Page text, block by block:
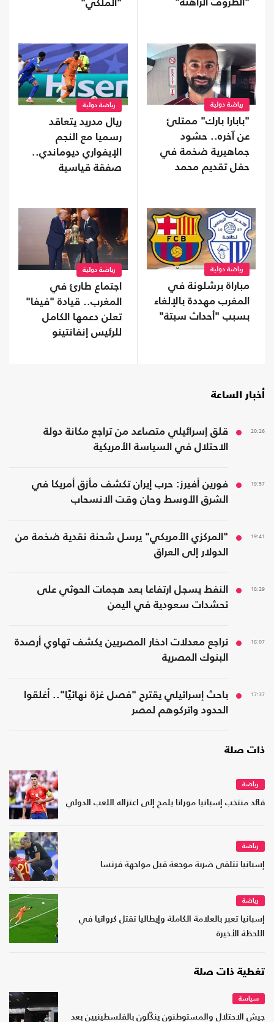
"الظروف الراهنة" "الملكي"
رياضة دولية
"بابارا بارك" ممتلئ
عن آخره.. حشود
جماهيرية ضخمة في
حفل تقديم محمد
رياضة دولية
ريال مدريد يتعاقد
رسميا مع النجم
الإيفواري ديوماندي..
صفقة قياسية
رياضة دولية
مباراة برشلونة في
المغرب مهددة بالإلغاء
بسبب "أحداث سبتة"
رياضة دولية
اجتماع طارئ في
المغرب.. قيادة "فيفا"
تعلن دعمها الكامل
للرئيس إنفانتينو
أخبار الساعة
20:26
قلق إسرائيلي متصاعد من تراجع مكانة دولة
الاحتلال في السياسة الأمريكية
19:57
فورين أفيرز: حرب إيران تكشف مأزق أمريكا في
الشرق الأوسط وحان وقت الانسحاب
19:41
"المركزي الأمريكي" يرسل شحنة نقدية ضخمة من
الدولار إلى العراق
18:29
النفط يسجل ارتفاعا بعد هجمات الحوثي على
تحشدات سعودية في اليمن
18:07
تراجع معدلات ادخار المصريين يكشف تهاوي أرصدة
البنوك المصرية
17:37
باحث إسرائيلي يقترح "فصل غزة نهائيًا".. أغلقوا
الحدود واتركوهم لمصر
ذات صلة
رياضة
قائد منتخب إسبانيا موراتا يلمح إلى اعتزاله اللعب الدولي
رياضة
إسبانيا تتلقى ضربة موجعة قبل مواجهة فرنسا
رياضة
إسبانيا تعبر بالعلامة الكاملة وإيطاليا تقتل كرواتيا في
اللحظة الأخيرة
تغطية ذات صلة
سياسة
جيش الاحتلال والمستوطنون ينكّلون بالفلسطينيين بعد